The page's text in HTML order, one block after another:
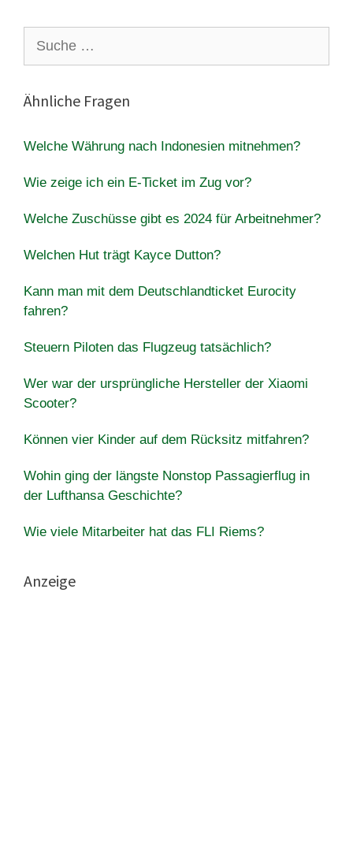
nach:
Ähnliche Fragen
Welche Währung nach Indonesien mitnehmen?
Wie zeige ich ein E-Ticket im Zug vor?
Welche Zuschüsse gibt es 2024 für Arbeitnehmer?
Welchen Hut trägt Kayce Dutton?
Kann man mit dem Deutschlandticket Eurocity
fahren?
Steuern Piloten das Flugzeug tatsächlich?
Wer war der ursprüngliche Hersteller der Xiaomi
Scooter?
Können vier Kinder auf dem Rücksitz mitfahren?
Wohin ging der längste Nonstop Passagierflug in
der Lufthansa Geschichte?
Wie viele Mitarbeiter hat das FLI Riems?
Anzeige